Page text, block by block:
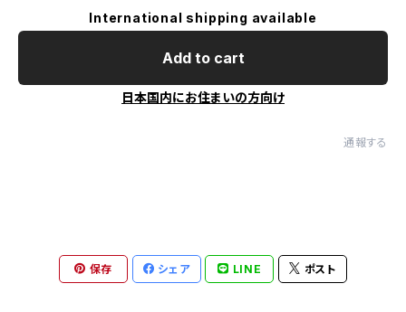
International shipping available
Add to cart
日本国内にお住まいの方向け
通報する
保存 シェア LINE ポスト